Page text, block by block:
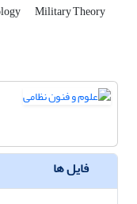
Military Theory
فایل ها